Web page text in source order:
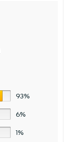
93%
6%
1%